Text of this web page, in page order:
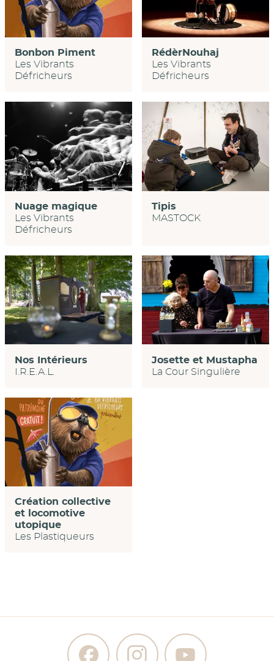
Bonbon Piment
Les Vibrants
Défricheurs
RédèrNouhaj
Les Vibrants
Défricheurs
Nuage magique
Les Vibrants
Défricheurs
Tipis
MASTOCK
Nos Intérieurs
I.R.E.A.L.
Josette et Mustapha
La Cour Singulière
Création collective
et locomotive
utopique
Les Plastiqueurs